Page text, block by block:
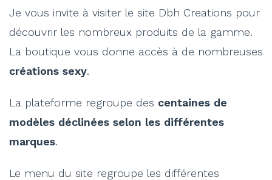
Je vous invite à visiter le site Dbh Creations pour
découvrir les nombreux produits de la gamme.
La boutique vous donne accès à de nombreuses
créations sexy.
La plateforme regroupe des centaines de
modèles déclinées selon les différentes
marques.
Le menu du site regroupe les différentes